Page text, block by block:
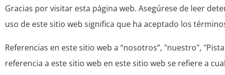
Gracias por visitar esta página web. Asegúrese de leer
uso de este sitio web significa que ha aceptado los
Referencias en este sitio web a “nosotros”, "nuestro",
referencia a este sitio web en este sitio web se refiere a